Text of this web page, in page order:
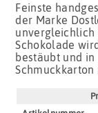
Feinste
der Marke
unvergleichlich
Schokolade
bestäubt und